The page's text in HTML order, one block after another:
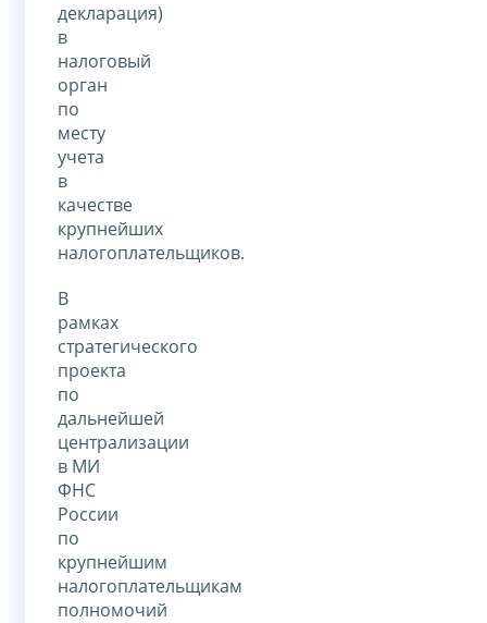
декларация)
в
налоговый
орган
по
месту
учета
в
качестве
крупнейших
налогоплательщиков.
В
рамках
стратегического
проекта
по
дальнейшей
централизации
в МИ
ФНС
России
по
крупнейшим
налогоплательщикам
полномочий